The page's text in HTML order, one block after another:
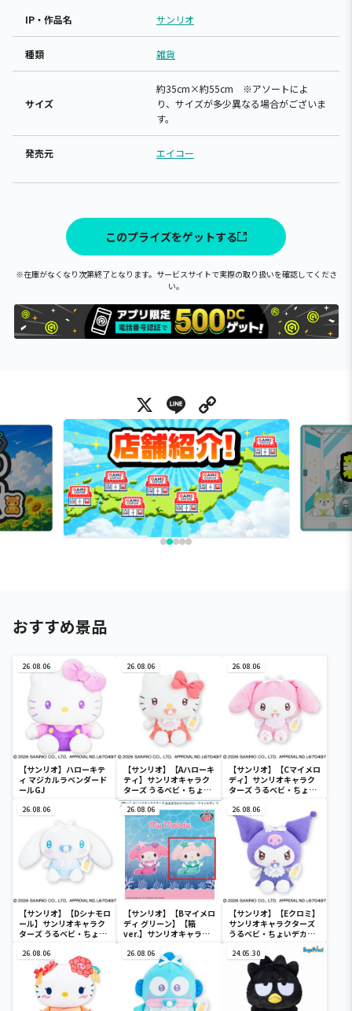
IP・作品名 サンリオ
種類 雑貨
サイズ
約35cm×約55cm ※アソートによ
り、サイズが多少異なる場合がございま
す。
発売元 エイコー
このプライズをゲットする
※在庫がなくなり次第終了となります。サービスサイトで実際の取り扱いを確認してくださ
い。
X Line
おすすめ景品
26.08.06
【サンリオ】ハローキテ
ィ マジカルラベンダード
ールGJ
26.08.06
【サンリオ】【Aハローキ
ティ】サンリオキャラク
ターズ うるベビ・ちょい
デカドール
26.08.06
【サンリオ】【Cマイメロ
ディ】サンリオキャラク
ターズ うるベビ・ちょい
26.08.06
【サンリオ】【Dシナモロ
ール】サンリオキャラク
ターズ うるベビ・ちょい
26.08.06
【サンリオ】【Bマイメロ
ディ グリーン】【箱
ver.】サンリオキャラク
SOFVIMATES～マイメロ
ディ マーメイドver. ～
26.08.06
【サンリオ】【Eクロミ】
サンリオキャラクターズ
うるベビ・ちょいデカド
26.08.06 26.08.06 24.05.30